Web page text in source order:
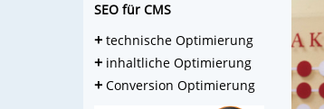
SEO für CMS
+ technische Optimierung
+ inhaltliche Optimierung
+ Conversion Optimierung